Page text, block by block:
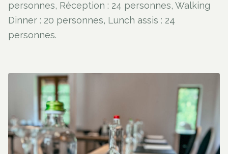
personnes, Réception : 24 personnes, Walking
Dinner : 20 personnes, Lunch assis : 24
personnes.